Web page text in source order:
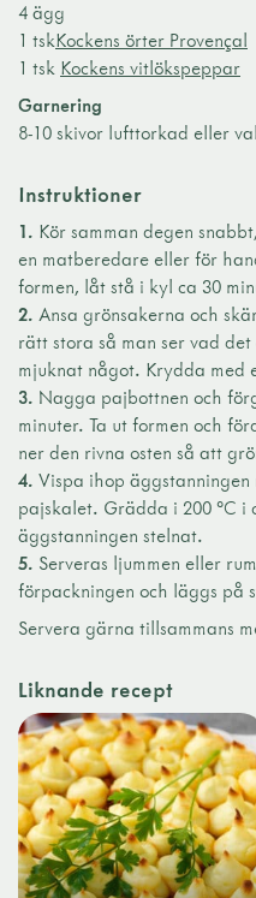
4 ägg
1 tskKockens örter Provençal
1 tsk Kockens vitlökspeppar
Garnering
8-10 skivor lufttorkad eller
Instruktioner
1. Kör samman degen
en matberedare eller för
formen, låt stå i kyl ca 30
2. Ansa grönsakerna och
rätt stora så man ser vad
mjuknat något. Krydda med
3. Nagga pajbottnen och
minuter. Ta ut formen och
ner den rivna osten så att
4. Vispa ihop
pajskalet. Grädda i 200 °C i
äggstanningen stelnat.
5. Serveras ljummen eller
förpackningen och läggs på
Servera gärna tillsammans
Liknande recept